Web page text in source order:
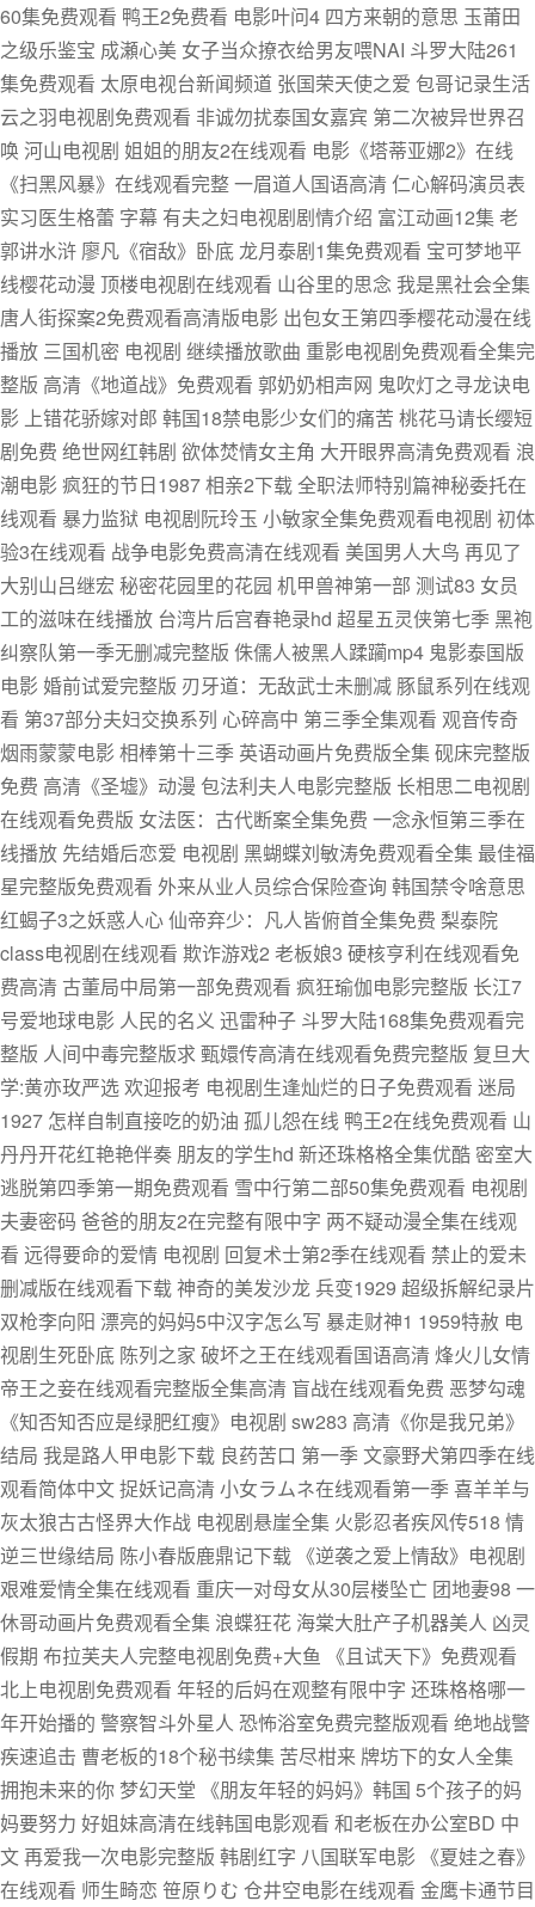
60集免费观看 鸭王2免费看 电影叶问4 四方来朝的意思 玉莆田
之级乐鉴宝 成瀬心美 女子当众撩衣给男友喂NAI 斗罗大陆261
集免费观看 太原电视台新闻频道 张国荣天使之爱 包哥记录生活
云之羽电视剧免费观看 非诚勿扰泰国女嘉宾 第二次被异世界召
唤 河山电视剧 姐姐的朋友2在线观看 电影《塔蒂亚娜2》在线
《扫黑风暴》在线观看完整 一眉道人国语高清 仁心解码演员表
实习医生格蕾 字幕 有夫之妇电视剧剧情介绍 富江动画12集 老
郭讲水浒 廖凡《宿敌》卧底 龙月泰剧1集免费观看 宝可梦地平
线樱花动漫 顶楼电视剧在线观看 山谷里的思念 我是黑社会全集
唐人街探案2免费观看高清版电影 出包女王第四季樱花动漫在线
播放 三国机密 电视剧 继续播放歌曲 重影电视剧免费观看全集完
整版 高清《地道战》免费观看 郭奶奶相声网 鬼吹灯之寻龙诀电
影 上错花骄嫁对郎 韩国18禁电影少女们的痛苦 桃花马请长缨短
剧免费 绝世网红韩剧 欲体焚情女主角 大开眼界高清免费观看 浪
潮电影 疯狂的节日1987 相亲2下载 全职法师特别篇神秘委托在
线观看 暴力监狱 电视剧阮玲玉 小敏家全集免费观看电视剧 初体
验3在线观看 战争电影免费高清在线观看 美国男人大鸟 再见了
大别山吕继宏 秘密花园里的花园 机甲兽神第一部 测试83 女员
工的滋味在线播放 台湾片后宫春艳录hd 超星五灵侠第七季 黑袍
纠察队第一季无删减完整版 侏儒人被黑人蹂躏mp4 鬼影泰国版
电影 婚前试爱完整版 刃牙道：无敌武士未删减 豚鼠系列在线观
看 第37部分夫妇交换系列 心碎高中 第三季全集观看 观音传奇
烟雨蒙蒙电影 相棒第十三季 英语动画片免费版全集 砚床完整版
免费 高清《圣墟》动漫 包法利夫人电影完整版 长相思二电视剧
在线观看免费版 女法医：古代断案全集免费 一念永恒第三季在
线播放 先结婚后恋爱 电视剧 黑蝴蝶刘敏涛免费观看全集 最佳福
星完整版免费观看 外来从业人员综合保险查询 韩国禁令啥意思
红蝎子3之妖惑人心 仙帝弃少：凡人皆俯首全集免费 梨泰院
class电视剧在线观看 欺诈游戏2 老板娘3 硬核亨利在线观看免
费高清 古董局中局第一部免费观看 疯狂瑜伽电影完整版 长江7
号爱地球电影 人民的名义 迅雷种子 斗罗大陆168集免费观看完
整版 人间中毒完整版求 甄嬛传高清在线观看免费完整版 复旦大
学:黄亦玫严选 欢迎报考 电视剧生逢灿烂的日子免费观看 迷局
1927 怎样自制直接吃的奶油 孤儿怨在线 鸭王2在线免费观看 山
丹丹开花红艳艳伴奏 朋友的学生hd 新还珠格格全集优酷 密室大
逃脱第四季第一期免费观看 雪中行第二部50集免费观看 电视剧
夫妻密码 爸爸的朋友2在完整有限中字 两不疑动漫全集在线观
看 远得要命的爱情 电视剧 回复术士第2季在线观看 禁止的爱未
删减版在线观看下载 神奇的美发沙龙 兵变1929 超级拆解纪录片
双枪李向阳 漂亮的妈妈5中汉字怎么写 暴走财神1 1959特赦 电
视剧生死卧底 陈列之家 破坏之王在线观看国语高清 烽火儿女情
帝王之妾在线观看完整版全集高清 盲战在线观看免费 恶梦勾魂
《知否知否应是绿肥红瘦》电视剧 sw283 高清《你是我兄弟》
结局 我是路人甲电影下载 良药苦口 第一季 文豪野犬第四季在线
观看简体中文 捉妖记高清 小女ラムネ在线观看第一季 喜羊羊与
灰太狼古古怪界大作战 电视剧悬崖全集 火影忍者疾风传518 情
逆三世缘结局 陈小春版鹿鼎记下载 《逆袭之爱上情敌》电视剧
艰难爱情全集在线观看 重庆一对母女从30层楼坠亡 团地妻98 一
休哥动画片免费观看全集 浪蝶狂花 海棠大肚产子机器美人 凶灵
假期 布拉芙夫人完整电视剧免费+大鱼 《且试天下》免费观看
北上电视剧免费观看 年轻的后妈在观整有限中字 还珠格格哪一
年开始播的 警察智斗外星人 恐怖浴室免费完整版观看 绝地战警
疾速追击 曹老板的18个秘书续集 苦尽柑来 牌坊下的女人全集
拥抱未来的你 梦幻天堂 《朋友年轻的妈妈》韩国 5个孩子的妈
妈要努力 好姐妹高清在线韩国电影观看 和老板在办公室BD 中
文 再爱我一次电影完整版 韩剧红字 八国联军电影 《夏娃之春》
在线观看 师生畸恋 笹原りむ 仓井空电影在线观看 金鹰卡通节目